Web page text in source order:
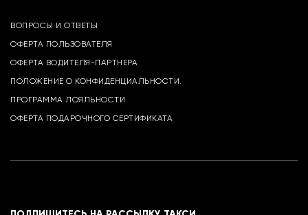
ВОПРОСЫ И ОТВЕТЫ
ОФЕРТА ПОЛЬЗОВАТЕЛЯ
ОФЕРТА ВОДИТЕЛЯ-ПАРТНЕРА
ПОЛОЖЕНИЕ О КОНФИДЕНЦИАЛЬНОСТИ.
ПРОГРАММА ЛОЯЛЬНОСТИ
ОФЕРТА ПОДАРОЧНОГО СЕРТИФИКАТА